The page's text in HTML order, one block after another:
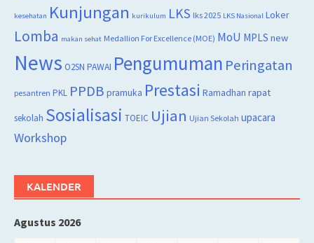
kesehatan Kunjungan kurikulum LKS lks 2025 LKS Nasional Loker
Lomba makan sehat Medallion For Excellence (MOE) MoU MPLS new
News O2SN PAWAI Pengumuman Peringatan
pesantren PKL PPDB pramuka Prestasi Ramadhan rapat
sekolah Sosialisasi TOEIC Ujian Ujian Sekolah upacara
Workshop
KALENDER
Agustus 2026